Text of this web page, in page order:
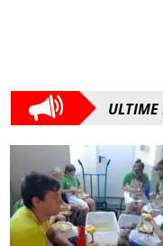
ULTIME